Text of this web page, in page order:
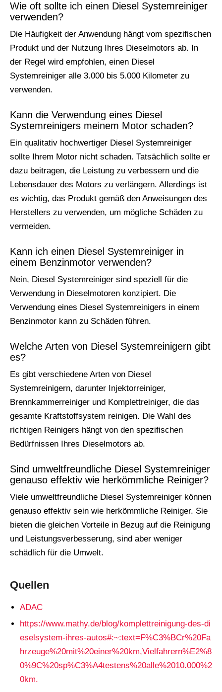
Wie oft sollte ich einen Diesel Systemreiniger
verwenden?
Die Häufigkeit der Anwendung hängt vom spezifischen
Produkt und der Nutzung Ihres Dieselmotors ab. In
der Regel wird empfohlen, einen Diesel
Systemreiniger alle 3.000 bis 5.000 Kilometer zu
verwenden.
Kann die Verwendung eines Diesel
Systemreinigers meinem Motor schaden?
Ein qualitativ hochwertiger Diesel Systemreiniger
sollte Ihrem Motor nicht schaden. Tatsächlich sollte er
dazu beitragen, die Leistung zu verbessern und die
Lebensdauer des Motors zu verlängern. Allerdings ist
es wichtig, das Produkt gemäß den Anweisungen des
Herstellers zu verwenden, um mögliche Schäden zu
vermeiden.
Kann ich einen Diesel Systemreiniger in
einem Benzinmotor verwenden?
Nein, Diesel Systemreiniger sind speziell für die
Verwendung in Dieselmotoren konzipiert. Die
Verwendung eines Diesel Systemreinigers in einem
Benzinmotor kann zu Schäden führen.
Welche Arten von Diesel Systemreinigern gibt
es?
Es gibt verschiedene Arten von Diesel
Systemreinigern, darunter Injektorreiniger,
Brennkammerreiniger und Komplettreiniger, die das
gesamte Kraftstoffsystem reinigen. Die Wahl des
richtigen Reinigers hängt von den spezifischen
Bedürfnissen Ihres Dieselmotors ab.
Sind umweltfreundliche Diesel Systemreiniger
genauso effektiv wie herkömmliche Reiniger?
Viele umweltfreundliche Diesel Systemreiniger können
genauso effektiv sein wie herkömmliche Reiniger. Sie
bieten die gleichen Vorteile in Bezug auf die Reinigung
und Leistungsverbesserung, sind aber weniger
schädlich für die Umwelt.
Quellen
ADAC
https://www.mathy.de/blog/komplettreinigung-des-di
eselsystem-ihres-autos#:~:text=F%C3%BCr%20Fa
hrzeuge%20mit%20einer%20km,Vielfahrern%E2%8
0%9C%20sp%C3%A4testens%20alle%2010.000%2
0km.